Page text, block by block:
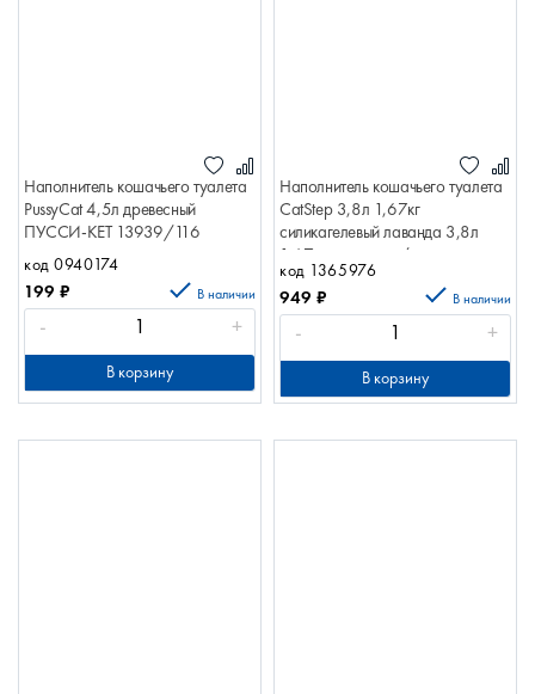
Наполнитель кошачьего туалета
PussyСat 4,5л древесный
ПУССИ-КЕТ 13939/116
код 0940174
199 ₽ В наличии
- +
В корзину
Наполнитель кошачьего туалета
CatStep 3,8л 1,67кг
силикагелевый лаванда 3,8л
1,67кг силикагел/лаванда
65508
код 1365976
949 ₽ В наличии
- +
В корзину